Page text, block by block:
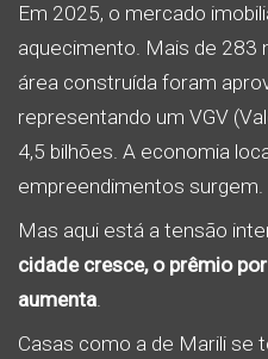
Em 2025, o mercado
aquecimento. Mais de 283
área construída foram
representando um VGV
4,5 bilhões. A economia
empreendimentos surgem.
Mas aqui está a tensão
cidade cresce, o prêmio
aumenta.
Casas como a de Marili se